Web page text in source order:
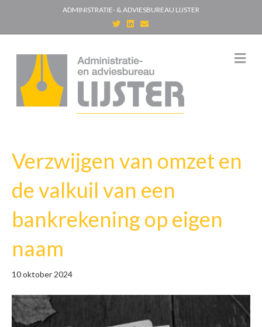
ADMINISTRATIE- & ADVIESBUREAU LIJSTER
T
w
i
e
r
n
d
i
n
E
m
a
M
e
Verzwijgen van omzet en
de valkuil van een
bankrekening op eigen
naam
10 oktober 2024